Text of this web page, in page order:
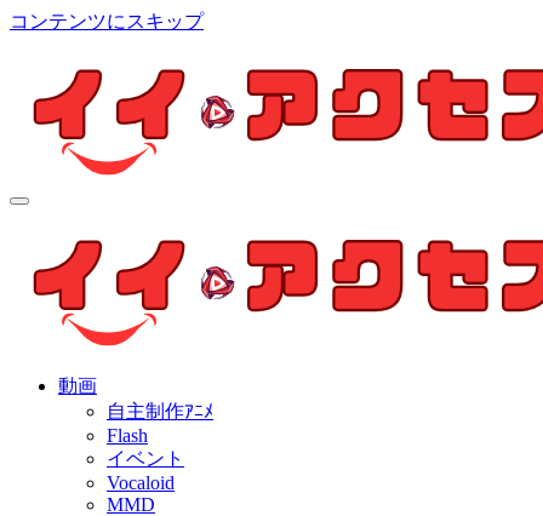
コンテンツにスキップ
個人制作アニメを中心とした動画紹介ブログ
動画
自主制作ｱﾆﾒ
Flash
イベント
Vocaloid
MMD